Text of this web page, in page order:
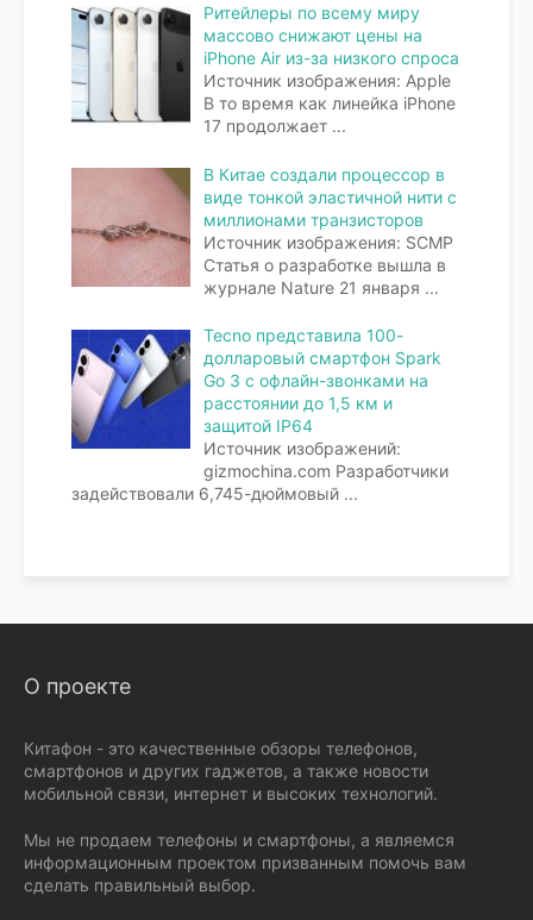
Ритейлеры по всему миру
массово снижают цены на
iPhone Air из-за низкого спроса
Источник изображения: Apple
В то время как линейка iPhone
17 продолжает ...
В Китае создали процессор в
виде тонкой эластичной нити с
миллионами транзисторов
Источник изображения: SCMP
Статья о разработке вышла в
журнале Nature 21 января ...
Tecno представила 100-
долларовый смартфон Spark
Go 3 с офлайн-звонками на
расстоянии до 1,5 км и
защитой IP64
Источник изображений:
gizmochina.com Разработчики
задействовали 6,745-дюймовый ...
О проекте
Китафон - это качественные обзоры телефонов,
смартфонов и других гаджетов, а также новости
мобильной связи, интернет и высоких технологий.
Мы не продаем телефоны и смартфоны, а являемся
информационным проектом призванным помочь вам
сделать правильный выбор.